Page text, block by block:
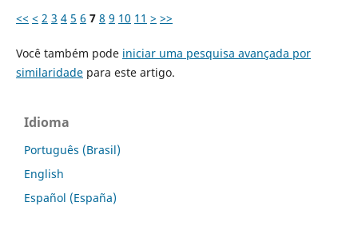
<< < 2 3 4 5 6 7 8 9 10 11 > >>
Você também pode iniciar uma pesquisa avançada por
similaridadepara este artigo.
Idioma
Português (Brasil)
English
Español (España)